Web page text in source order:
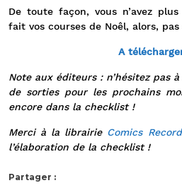
De toute façon, vous n’avez
fait vos courses de Noêl, alors,
A
Note aux éditeurs : n’hésitez pas
de sorties pour les prochains
encore dans la checklist !
Merci à la librairie Comics
l’élaboration de la checklist !
Partager :